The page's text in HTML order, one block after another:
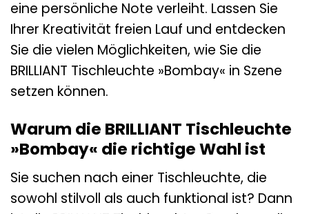
eine persönliche Note verleiht. Lassen Sie
Ihrer Kreativität freien Lauf und entdecken
Sie die vielen Möglichkeiten, wie Sie die
BRILLIANT Tischleuchte »Bombay« in Szene
setzen können.
Warum die BRILLIANT Tischleuchte
»Bombay« die richtige Wahl ist
Sie suchen nach einer Tischleuchte, die
sowohl stilvoll als auch funktional ist? Dann